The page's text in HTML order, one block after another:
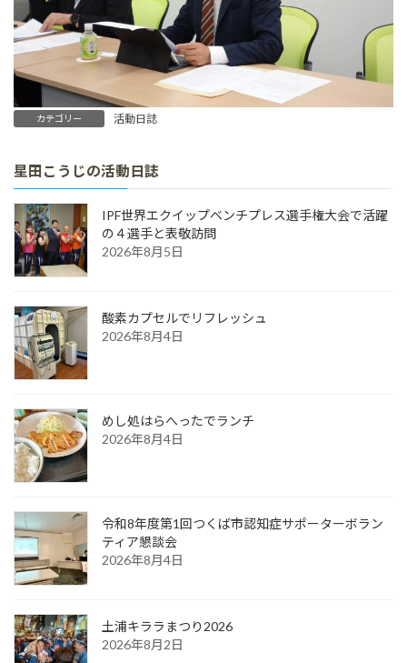
カテゴリー 活動日誌
星田こうじの活動日誌
IPF世界エクイップベンチプレス選手権大会で活躍
の４選手と表敬訪問
2026年8月5日
酸素カプセルでリフレッシュ
2026年8月4日
めし処はらへったでランチ
2026年8月4日
令和8年度第1回つくば市認知症サポーターボラン
ティア懇談会
2026年8月4日
土浦キララまつり2026
2026年8月2日